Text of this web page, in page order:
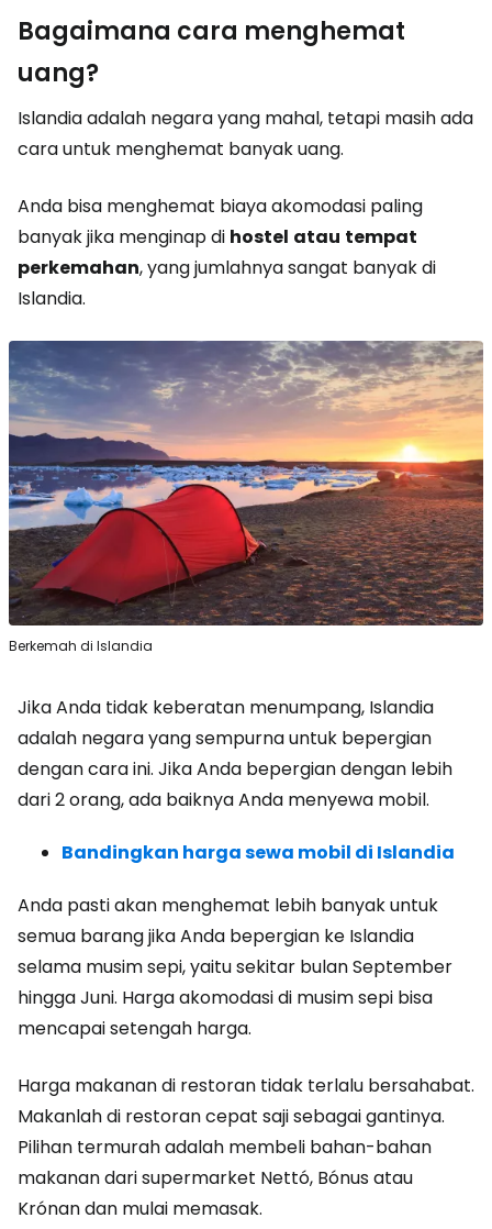
Bagaimana cara menghemat
uang?
Islandia adalah negara yang mahal, tetapi masih ada
cara untuk menghemat banyak uang.
Anda bisa menghemat biaya akomodasi paling
banyak jika menginap di hostel atau tempat
perkemahan, yang jumlahnya sangat banyak di
Islandia.
Berkemah di Islandia
Jika Anda tidak keberatan menumpang, Islandia
adalah negara yang sempurna untuk bepergian
dengan cara ini. Jika Anda bepergian dengan lebih
dari 2 orang, ada baiknya Anda menyewa mobil.
Bandingkan harga sewa mobil di Islandia
Anda pasti akan menghemat lebih banyak untuk
semua barang jika Anda bepergian ke Islandia
selama musim sepi, yaitu sekitar bulan September
hingga Juni. Harga akomodasi di musim sepi bisa
mencapai setengah harga.
Harga makanan di restoran tidak terlalu bersahabat.
Makanlah di restoran cepat saji sebagai gantinya.
Pilihan termurah adalah membeli bahan-bahan
makanan dari supermarket Nettó, Bónus atau
Krónan dan mulai memasak.